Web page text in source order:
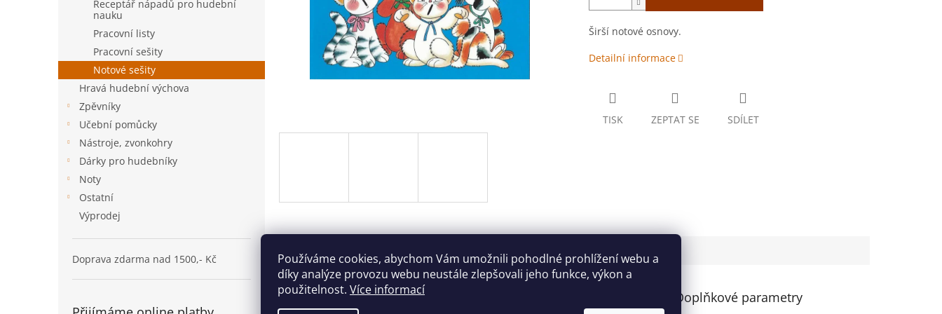
Používáme cookies, abychom Vám umožnili pohodlné prohlížení webu a
díky analýze provozu webu neustále zlepšovali jeho funkce, výkon a
použitelnost. Více informací
Receptář nápadů pro hudební
nauku
Pracovní listy
Pracovní sešity
Notové sešity
Hravá hudební výchova
Zpěvníky
Učební pomůcky
Nástroje, zvonkohry
Dárky pro hudebníky
Noty
Ostatní
Výprodej
Doprava zdarma nad 1500,- Kč
Širší notové osnovy.
Detailní informace
TISK ZEPTAT SE SDÍLET
Popis Diskuze
Detailní popis produktu Doplňkové parametry